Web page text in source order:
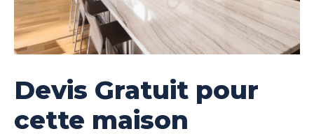
Devis Gratuit pour
cette maison